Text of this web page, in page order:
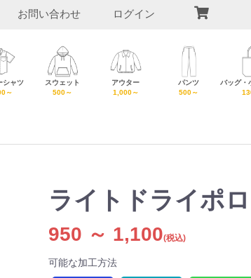
お問い合わせ ログイン
シャツ
～
スウェット
500～
アウター
1,000～
パンツ
500～
バッグ・
ライトドライポ
950 ～ 1,100(税込)
可能な加工方法